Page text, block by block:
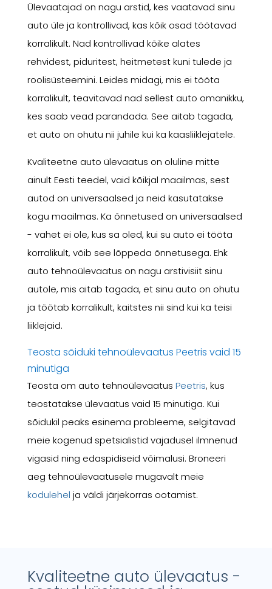
Ülevaatajad on nagu arstid, kes vaatavad sinu
auto üle ja kontrollivad, kas kõik osad töötavad
korralikult. Nad kontrollivad kõike alates
rehvidest, piduritest, heitmetest kuni tulede ja
roolisüsteemini. Leides midagi, mis ei tööta
korralikult, teavitavad nad sellest auto omanikku,
kes saab vead parandada. See aitab tagada,
et auto on ohutu nii juhile kui ka kaasliiklejatele.
Kvaliteetne auto ülevaatus on oluline mitte
ainult Eesti teedel, vaid kõikjal maailmas, sest
autod on universaalsed ja neid kasutatakse
kogu maailmas. Ka õnnetused on universaalsed
- vahet ei ole, kus sa oled, kui su auto ei tööta
korralikult, võib see lõppeda õnnetusega. Ehk
auto tehnoülevaatus on nagu arstivisiit sinu
autole, mis aitab tagada, et sinu auto on ohutu
ja töötab korralikult, kaitstes nii sind kui ka teisi
liiklejaid.
Teosta sõiduki tehnoülevaatus Peetris vaid 15
minutiga
Teosta om auto tehnoülevaatus Peetris, kus
teostatakse ülevaatus vaid 15 minutiga. Kui
sõidukil peaks esinema probleeme, selgitavad
meie kogenud spetsialistid vajadusel ilmnenud
vigasid ning edaspidiseid võimalusi. Broneeri
aeg tehnoülevaatusele mugavalt meie
kodulehel ja väldi järjekorras ootamist.
Kvaliteetne auto ülevaatus -